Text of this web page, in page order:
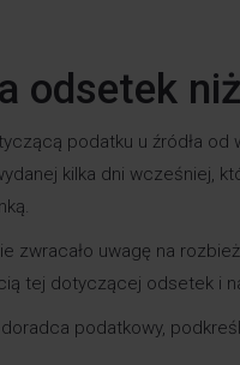
odsetek
podatku u źródła
kilka dni wcześniej,
zwracało uwagę na
tej dotyczącej odsetek i
doradca podatkowy,